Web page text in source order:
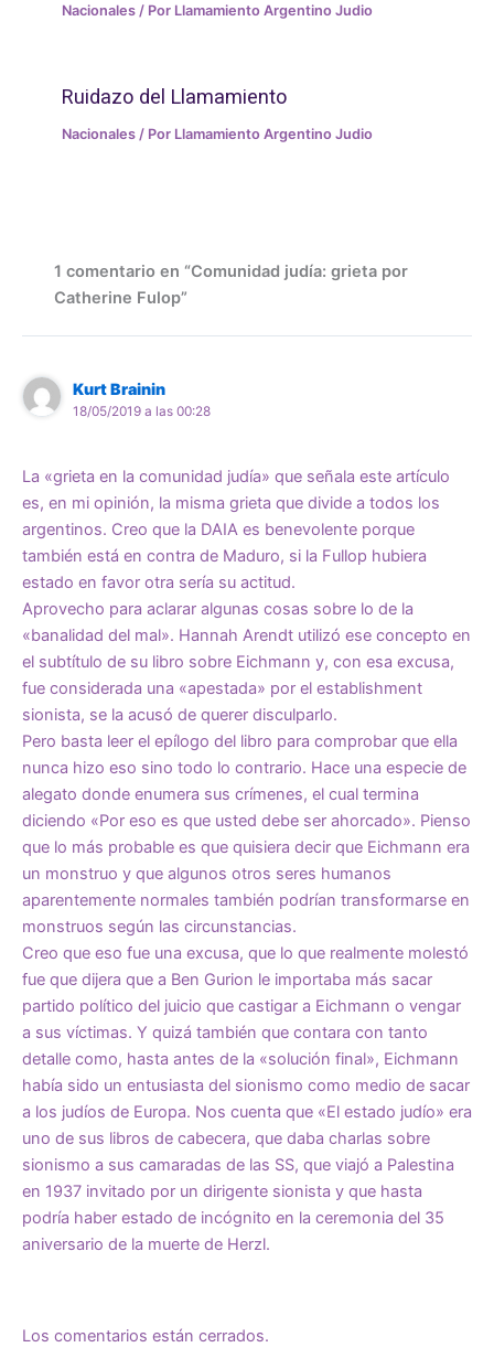
Nacionales / Por Llamamiento Argentino Judio
Ruidazo del Llamamiento
Nacionales / Por Llamamiento Argentino Judio
1 comentario en “Comunidad judía: grieta por
Catherine Fulop”
Kurt Brainin
18/05/2019 a las 00:28
La «grieta en la comunidad judía» que señala este artículo
es, en mi opinión, la misma grieta que divide a todos los
argentinos. Creo que la DAIA es benevolente porque
también está en contra de Maduro, si la Fullop hubiera
estado en favor otra sería su actitud.
Aprovecho para aclarar algunas cosas sobre lo de la
«banalidad del mal». Hannah Arendt utilizó ese concepto en
el subtítulo de su libro sobre Eichmann y, con esa excusa,
fue considerada una «apestada» por el establishment
sionista, se la acusó de querer disculparlo.
Pero basta leer el epílogo del libro para comprobar que ella
nunca hizo eso sino todo lo contrario. Hace una especie de
alegato donde enumera sus crímenes, el cual termina
diciendo «Por eso es que usted debe ser ahorcado». Pienso
que lo más probable es que quisiera decir que Eichmann era
un monstruo y que algunos otros seres humanos
aparentemente normales también podrían transformarse en
monstruos según las circunstancias.
Creo que eso fue una excusa, que lo que realmente molestó
fue que dijera que a Ben Gurion le importaba más sacar
partido político del juicio que castigar a Eichmann o vengar
a sus víctimas. Y quizá también que contara con tanto
detalle como, hasta antes de la «solución final», Eichmann
había sido un entusiasta del sionismo como medio de sacar
a los judíos de Europa. Nos cuenta que «El estado judío» era
uno de sus libros de cabecera, que daba charlas sobre
sionismo a sus camaradas de las SS, que viajó a Palestina
en 1937 invitado por un dirigente sionista y que hasta
podría haber estado de incógnito en la ceremonia del 35
aniversario de la muerte de Herzl.
Los comentarios están cerrados.